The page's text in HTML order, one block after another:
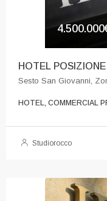
HOTEL, COMMERCIAL
Studiorocco